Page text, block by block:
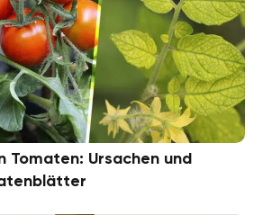
Tomaten: Ursachen und